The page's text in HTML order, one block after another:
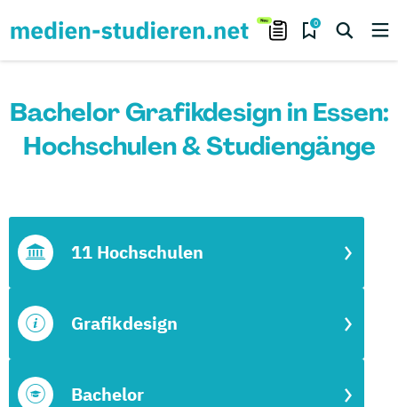
0
Bachelor Grafikdesign in Essen:
Hochschulen & Studiengänge
Bachelor
Grafikdesign
11 Hochschulen